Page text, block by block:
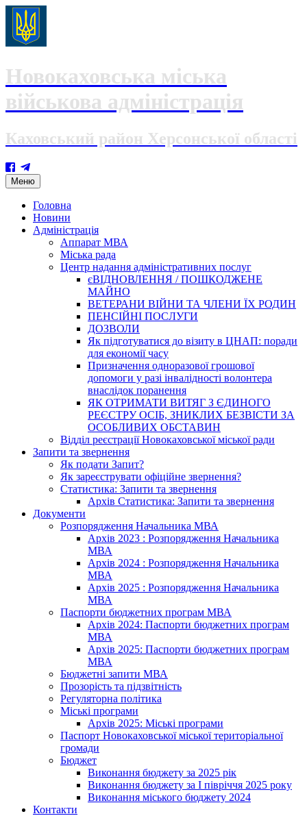
Новокаховська міська
військова адміністрація
Каховський район Херсонської області
Меню Skip
to
content
Головна
Новини
Адміністрація
Аппарат МВА
Міська рада
Центр надання адміністративних послуг
єВІДНОВЛЕННЯ / ПОШКОДЖЕНЕ
МАЙНО
ВЕТЕРАНИ ВІЙНИ ТА ЧЛЕНИ ЇХ РОДИН
ПЕНСІЙНІ ПОСЛУГИ
ДОЗВОЛИ
Як підготуватися до візиту в ЦНАП: поради
для економії часу
Призначення одноразової грошової
допомоги у разі інвалідності волонтера
внаслідок поранення
ЯК ОТРИМАТИ ВИТЯГ З ЄДИНОГО
РЕЄСТРУ ОСІБ, ЗНИКЛИХ БЕЗВІСТИ ЗА
ОСОБЛИВИХ ОБСТАВИН
Відділ реєстрації Новокаховської міської ради
Запити та звернення
Як подати Запит?
Як зареєструвати офіційне звернення?
Статистика: Запити та звернення
Архів Статистика: Запити та звернення
Документи
Розпорядження Начальника МВА
Архів 2023 : Розпорядження Начальника
МВА
Архів 2024 : Розпорядження Начальника
МВА
Архів 2025 : Розпорядження Начальника
МВА
Паспорти бюджетних програм МВА
Архів 2024: Паспорти бюджетних програм
МВА
Архів 2025: Паспорти бюджетних програм
МВА
Бюджетні запити МВА
Прозорість та підзвітність
Регуляторна політика
Міські програми
Архів 2025: Міські програми
Паспорт Новокаховської міської територіальної
громади
Бюджет
Виконання бюджету за 2025 рік
Виконання бюджету за І півріччя 2025 року
Виконання міського бюджету 2024
Контакти